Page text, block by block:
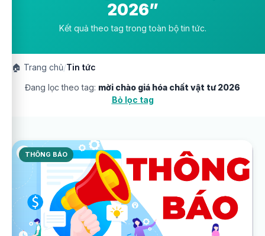
2026”
Kết quả theo tag trong toàn bộ tin tức.
🏠 Trang chủ/Tin tức
Đang lọc theo tag: mời chào giá hóa chất vật tư 2026
Bỏ lọc tag
THÔNG BÁO